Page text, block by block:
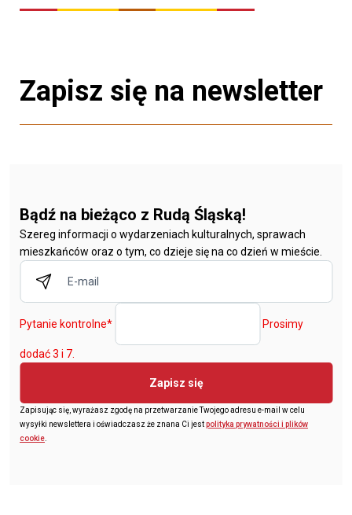
Zapisz się na newsletter
Bądź na bieżąco z Rudą Śląską!
Szereg informacji o wydarzeniach kulturalnych, sprawach
mieszkańców oraz o tym, co dzieje się na co dzień w mieście.
Pytanie kontrolne* Prosimy
dodać 3 i 7.
Zapisz się
Zapisując się, wyrażasz zgodę na przetwarzanie Twojego adresu e-mail w celu
wysyłki newslettera i oświadczasz że znana Ci jestpolityka prywatności i plików
cookie